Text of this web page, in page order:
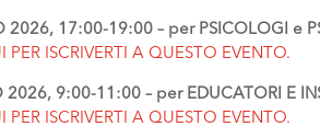
2026, 17:00-19:00 – per PSICOLOGI e
PER ISCRIVERTI A QUESTO EVENTO.
2026, 9:00-11:00 – per EDUCATORI E
PER ISCRIVERTI A QUESTO EVENTO.